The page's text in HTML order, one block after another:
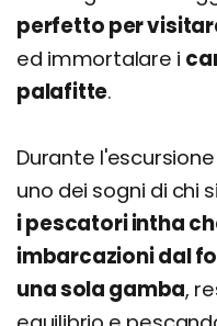
perfetto per
ed immortalare i
palafitte.
Durante
uno dei sogni di chi
i pescatori intha
imbarcazioni dal
una sola gamba,